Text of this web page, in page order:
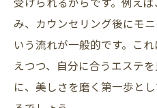
み、カウンセリング後にモ
いう流れが一般的です。こ
えつつ、自分に合うエステ
に、美しさを磨く第一歩と